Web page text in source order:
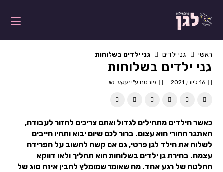
ראשי גני ילדים גני ילדים בשלוחות
גני ילדים בשלוחות
16 ליוני, 2021 פורסם ע"ייעקוב מור
כאשר הילדים מתחילים לגדול ואתם צריכים לחזור לעבודה,
האתגר ההורי הוא עצום. ברור לכם שיום יבוא ותהיו חייבים
לשלוח את הילד לגן פרטי, גם אם קשה לחשוב על הפרידה
עצמה. בחירת גן ילדים בשלוחות הוא תהליך ולאו דווקא
החלטה של רגע אחד. מה שאומר שמומלץ להבין איזה סוג של